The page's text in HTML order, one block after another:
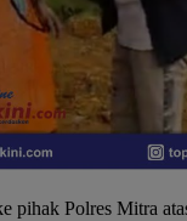
pihak Polres Mitra